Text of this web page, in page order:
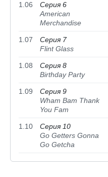
1.06
Серия 6
American
Merchandise
1.07
Серия 7
Flint Glass
1.08
Серия 8
Birthday Party
1.09
Серия 9
Wham Bam Thank
You Fam
1.10
Серия 10
Go Getters Gonna
Go Getcha